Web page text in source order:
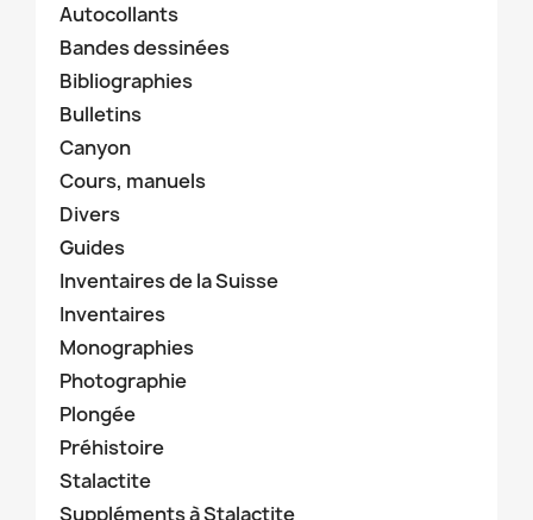
Autocollants
Bandes dessinées
Bibliographies
Bulletins
Canyon
Cours, manuels
Divers
Guides
Inventaires de la Suisse
Inventaires
Monographies
Photographie
Plongée
Préhistoire
Stalactite
Suppléments à Stalactite